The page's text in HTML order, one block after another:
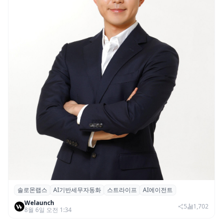
솔로몬랩스, 스트라이프 출신 이창헌 영입…
절세 전략 AI 에이전트 개발 본격화
솔로몬랩스 AI기반세무자동화 스트라이프
AI에이전트
Welaunch
8월 6일 오전 1:34
5 1,702